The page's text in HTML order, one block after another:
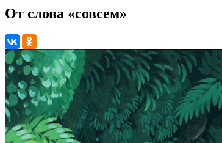
От слова «совсем»